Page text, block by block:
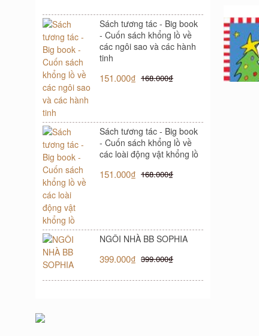
Sách tương tác - Big book
- Cuốn sách khổng lồ về
các ngôi sao và các hành
tinh
151.000₫ 168.000₫
Sách tương tác - Big book
- Cuốn sách khổng lồ về
các loài động vật khổng lồ
151.000₫ 168.000₫
NGÔI NHÀ BB SOPHIA
399.000₫ 399.000₫